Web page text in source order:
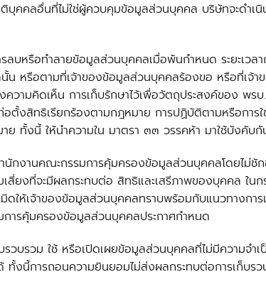
คลอื่นที่ไม่ใช่ผู้ควบคุมข้อมูลส่วนบุคคล บริษัทจะดำเ
บหรือทำลายข้อมูลส่วนบุคคลเมื่อพ้นกำหนด ระยะเวล
น หรือตามที่เจ้าของข้อมูลส่วนบุคคลร้องขอ หรือที่เจ้
งความคิดเห็น การเก็บรักษาไว้เพื่อวัตถุประสงค์ของ
ตั้งสิทธิเรียกร้องตามกฎหมาย การปฏิบัติตามหรือกา
ทั้งนี้ ให้นำความใน มาตรา ๓๓ วรรคห้า มาใช้บังคับ
กงานคณะกรรมการคุ้มครองข้อมูลส่วนบุคคลโดยไม่ชัก
เสี่ยงที่จะมีผลกระทบต่อ สิทธิและเสรีภาพของบุคคล ใ
ดให้เจ้าของข้อมูลส่วนบุคคลทราบพร้อมกับแนวทางกา
การคุ้มครองข้อมูลส่วนบุคคลประกาศกำหนด
วบรวม ใช้ หรือเปิดเผยข้อมูลส่วนบุคคลที่ไม่มีความจำ
ทั้งนี้การถอนความยินยอมไม่ส่งผลกระทบต่อการเก็บร